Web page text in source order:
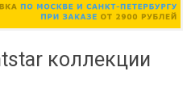
до
коллекции